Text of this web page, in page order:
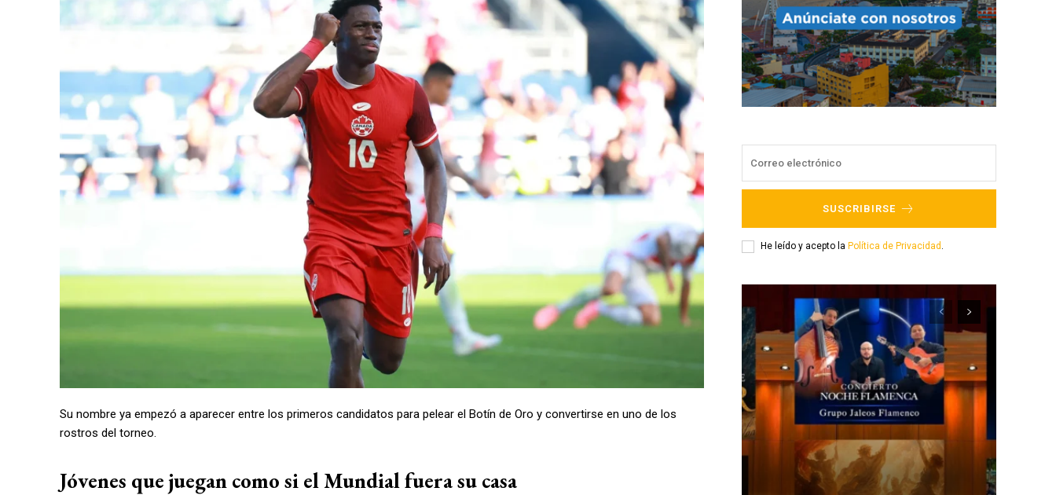
Su nombre ya empezó a aparecer entre los primeros candidatos para pelear el Botín de Oro y convertirse en uno de los
rostros del torneo.
Jóvenes que juegan como si el Mundial fuera su casa
SUSCRIBIRSE
He leído y acepto la Política de Privacidad .